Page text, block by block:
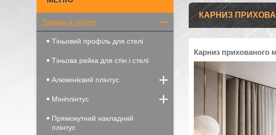
КАРНИЗ
Карниз прихованого
Товары и услуги
Тіньовий профіль для стелі
Тіньова рейка для стін і стелі
Алюмінієвий плінтус
Мініплінтус
Прямокутний накладний
плінтус